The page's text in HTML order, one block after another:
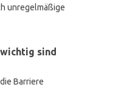
unregelmäßige
sind
Barriere